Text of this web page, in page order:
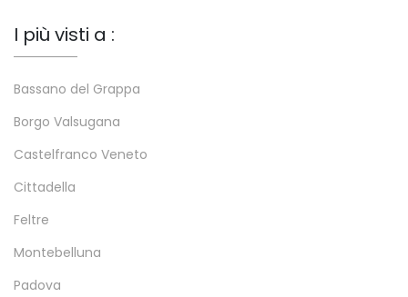
I più visti a :
Bassano del Grappa
Borgo Valsugana
Castelfranco Veneto
Cittadella
Feltre
Montebelluna
Padova